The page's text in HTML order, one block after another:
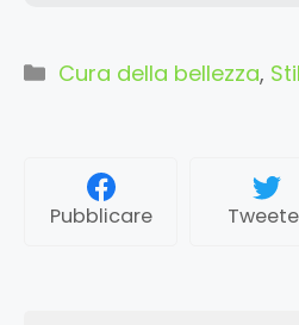
Categorie
Cura della bellezza,
Pubblicare